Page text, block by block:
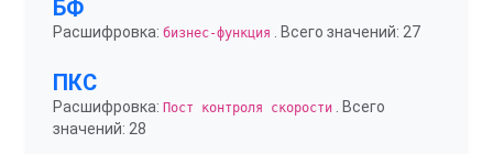
БФ
Расшифровка: бизнес-функция . Всего значений: 27
ПКС
Расшифровка: Пост контроля скорости . Всего
значений: 28